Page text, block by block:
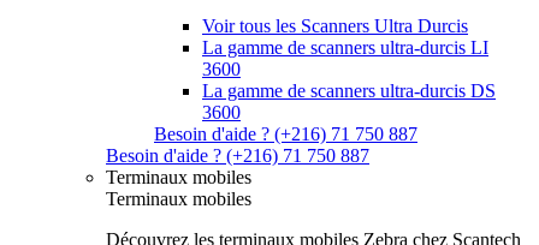
Voir tous les Scanners Ultra Durcis
La gamme de scanners ultra-durcis LI
3600
La gamme de scanners ultra-durcis DS
3600
Besoin d'aide ? (+216) 71 750 887
Besoin d'aide ? (+216) 71 750 887
Terminaux mobiles
Terminaux mobiles
Découvrez les terminaux mobiles Zebra chez Scantech